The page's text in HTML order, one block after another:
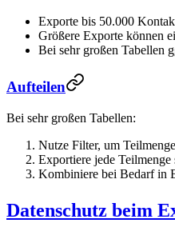
Exporte bis 50.000
Größere Exporte können
Bei sehr großen Tabellen
Aufteilen
Bei sehr großen Tabellen:
Nutze Filter, um
Exportiere jede Teilmenge
Kombiniere bei Bedarf in
Datenschutz beim